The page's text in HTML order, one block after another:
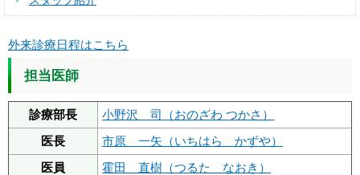
外来診療日程はこちら
担当医師
診療部長
小野沢 司（おのざわ つかさ）
医長
市原 一矢（いちはら かずや）
医員
霍田 直樹（つるた なおき）